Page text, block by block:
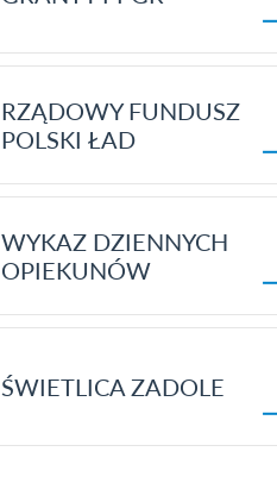
RZĄDOWY FUNDUSZ
POLSKI ŁAD
WYKAZ DZIENNYCH
OPIEKUNÓW
ŚWIETLICA ZADOLE